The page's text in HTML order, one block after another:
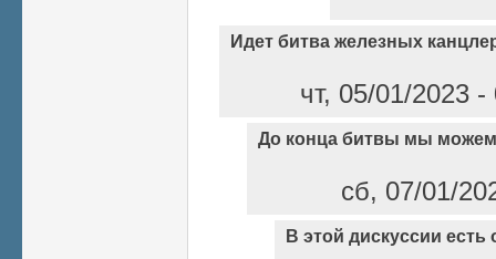
Идет битва железных
чт, 05/01/2023
До конца битвы мы
сб, 07/01/
В этой дискуссии есть